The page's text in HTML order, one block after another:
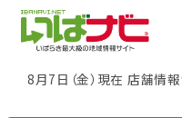
8月7日（金）現在 店舗情